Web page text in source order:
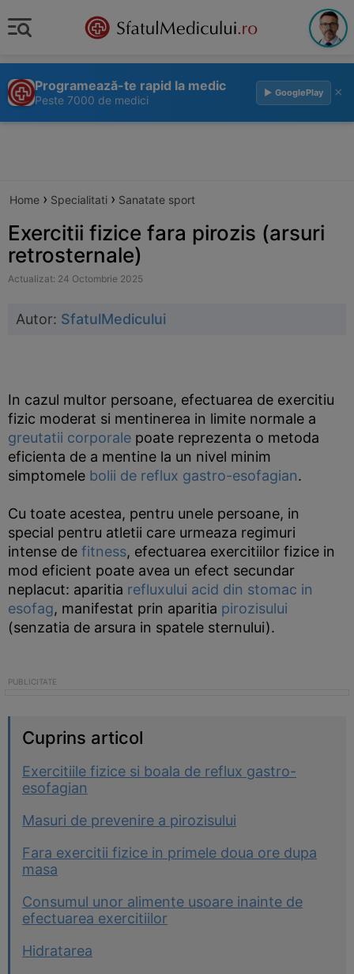
Programează-te rapid la medic
Peste 7000 de medici
▶ GooglePlay ×
Home › Specialitati › Sanatate sport
Exercitii fizice fara pirozis (arsuri
retrosternale)
Actualizat: 24 Octombrie 2025
Autor: SfatulMedicului
In cazul multor persoane, efectuarea de exercitiu
fizic moderat si mentinerea in limite normale a
greutatii corporale poate reprezenta o metoda
eficienta de a mentine la un nivel minim
simptomele bolii de reflux gastro-esofagian.
Cu toate acestea, pentru unele persoane, in
special pentru atletii care urmeaza regimuri
intense de fitness, efectuarea exercitiilor fizice in
mod eficient poate avea un efect secundar
neplacut: aparitia refluxului acid din stomac in
esofag, manifestat prin aparitia pirozisului
(senzatia de arsura in spatele sternului).
Cuprins articol
Exercitiile fizice si boala de reflux gastro-
esofagian
Masuri de prevenire a pirozisului
Fara exercitii fizice in primele doua ore dupa
masa
Consumul unor alimente usoare inainte de
efectuarea exercitiilor
Hidratarea